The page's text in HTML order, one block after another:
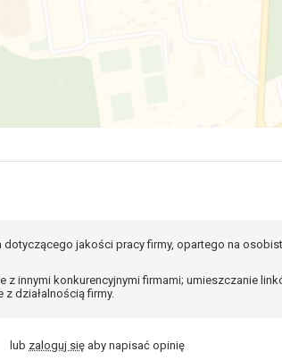
jakości pracy firmy, opartego na
innymi konkurencyjnymi firmami; umieszczanie
działalnością firmy.
lub zaloguj się aby napisać opinię